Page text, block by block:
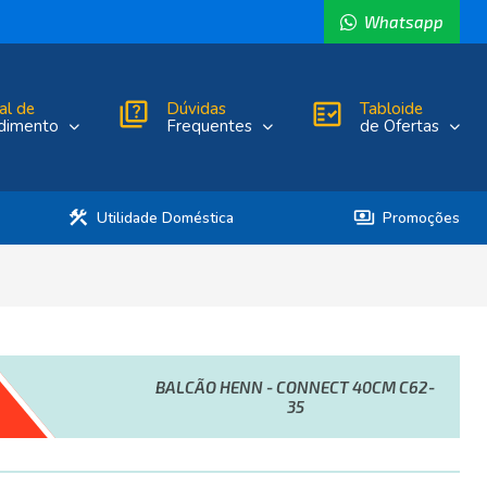
Whatsapp
de
quiz
Dúvidas
Frequentes
fact_check
Tabloide
de Ofertas
construction Utilidade Doméstica payments Promoções
BALCÃO HENN - CONNECT 40CM C62-
35